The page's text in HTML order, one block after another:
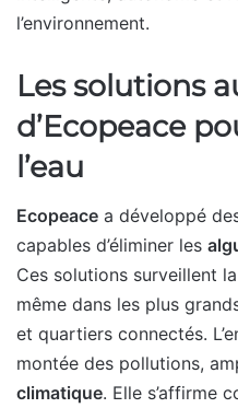
l’environnement.
Les solutions
d’Ecopeace
l’eau
Ecopeace a développé
capables d’éliminer les
Ces solutions surveillent la
même dans les plus
et quartiers connectés.
montée des pollutions,
climatique. Elle s’affirme